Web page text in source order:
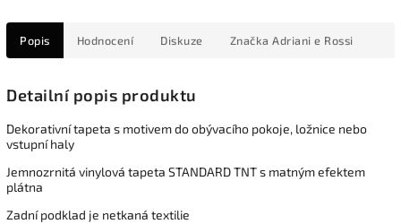
Popis Hodnocení Diskuze Značka Adriani e Rossi
Detailní popis produktu
Dekorativní tapeta s motivem do obývacího pokoje, ložnice nebo
vstupní haly
Jemnozrnitá vinylová tapeta STANDARD TNT s matným efektem
plátna
Zadní podklad je netkaná textilie